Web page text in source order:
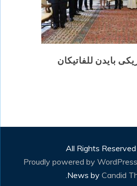
بايدن للفاتيكان
All Rights
Proudly powered by WordPress
News by Candid
.